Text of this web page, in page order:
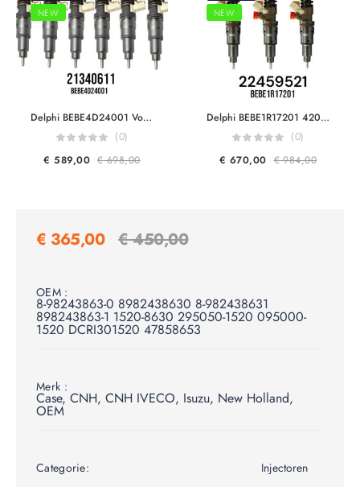
NEW
Delphi BEBE4D24001 Volvo Trucks & Volvo Penta 21340611 7421340611 21371672 9021371672 20972225 7420972225 85000497 20584345 85003263 3801618 EUI Diesel Injector Euro 5
(0)
€ 589,00 €698,00
NEW
Delphi BEBE1R17201 42019396 Renault & Volvo Trucks 22459521 7422459521 22569104 7422569104 23771405 For D13 420/460HP F2 Pumping Injector Euro 6
(0)
€ 670,00 €984,00
€ 365,00 €450,00
OEM :
8-98243863-0 8982438630 8-982438631
898243863-1 1520-8630 295050-1520 095000-
1520 DCRI301520 47858653
Merk :
Case, CNH, CNH IVECO, Isuzu, New Holland,
OEM
Categorie: Injectoren